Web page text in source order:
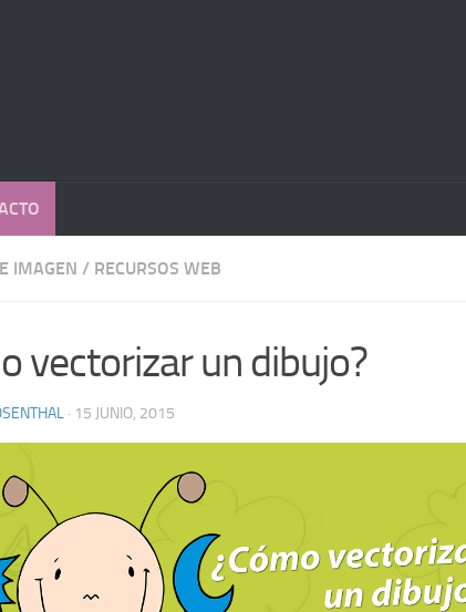
IMAGEN / RECURSOS WEB
vectorizar un dibujo?
· 15 JUNIO, 2015